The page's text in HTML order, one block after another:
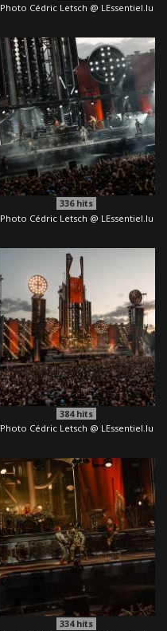
Photo Cédric Letsch @ LEssentiel.lu
336hits
Photo Cédric Letsch @ LEssentiel.lu
384hits
Photo Cédric Letsch @ LEssentiel.lu
334hits